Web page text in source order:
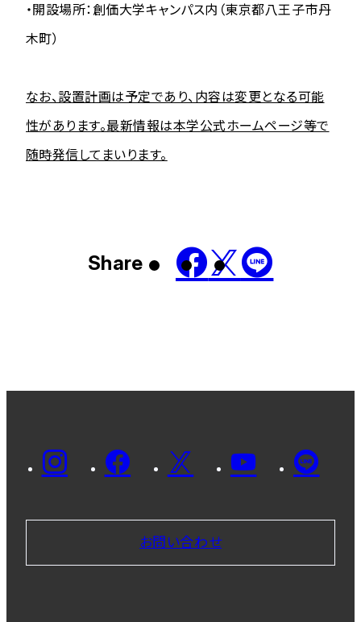
・開設場所：創価大学キャンパス内（東京都八王子市丹
木町）
なお、設置計画は予定であり、内容は変更となる可能
性があります。最新情報は本学公式ホームページ等で
随時発信してまいります。
Share
お問い合わせ